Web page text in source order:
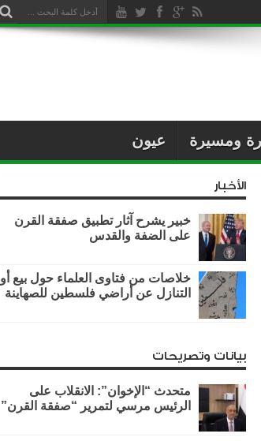
ومسيرة عيون
الأخبار
خبير يشرح آثار تطبيق صفقة القرن
على الضفة والقدس
خلاصات من فتاوى العلماء حول بيع أو
التنازل عن أراضي فلسطين للصهاينة
بيانات وتصريحات
متحدث “الإخوان”: الانقلاب على
الرئيس مرسي لتمرير “صفقة القرن”